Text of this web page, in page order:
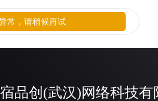
品创(武汉)网络科技有
常，请稍候再试